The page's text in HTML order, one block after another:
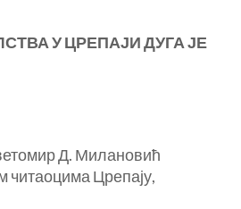
У ЦРЕПАЈИДУГА ЈЕ
Д. Милановић
читаоцима Црепају,